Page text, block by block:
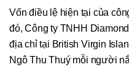
Vốn điều lệ hiện tại của
đó, Công ty TNHH
địa chỉ tại British Virgin
Ngô Thu Thuý mỗi người